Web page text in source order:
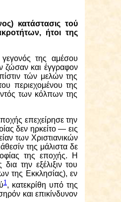
κατάστασις τού
ήτοι της
της αμέσου
ζώσαν και έγγραφον
τών μελών της
περιεχομένου της
των κόλπων της
επεχείρησε την
δεν ηρκείτο — εις
των Χριστιανικών
της μάλιστα δε
της εποχής. Η
την εξέλιξιν του
της Εκκλησίας), εν
1, κατεκρίθη υπό της
και επικίνδυνον